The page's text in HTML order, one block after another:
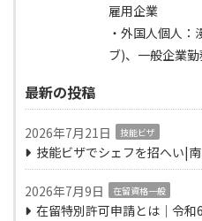
雇用企業
・外国人個人
ブ)、一般企業
最新の投稿
2026年7月21日 技能ビザ
技能ビザでシェフを招へい|
2026年7月9日 在留資格一般
在留特別許可申請とは｜令